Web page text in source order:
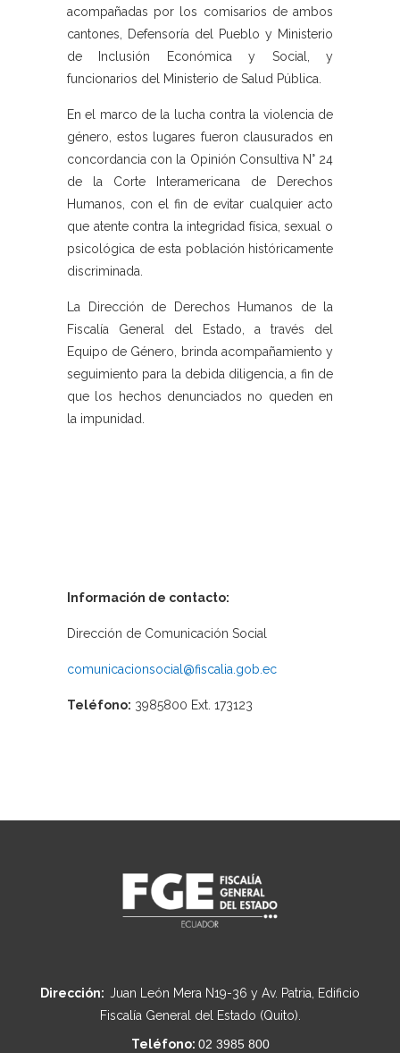
acompañadas por los comisarios de ambos
cantones, Defensoría del Pueblo y Ministerio
de Inclusión Económica y Social, y
funcionarios del Ministerio de Salud Pública.
En el marco de la lucha contra la violencia de
género, estos lugares fueron clausurados en
concordancia con la Opinión Consultiva N° 24
de la Corte Interamericana de Derechos
Humanos, con el fin de evitar cualquier acto
que atente contra la integridad física, sexual o
psicológica de esta población históricamente
discriminada.
La Dirección de Derechos Humanos de la
Fiscalía General del Estado, a través del
Equipo de Género, brinda acompañamiento y
seguimiento para la debida diligencia, a fin de
que los hechos denunciados no queden en
la impunidad.
Información de contacto:
Dirección de Comunicación Social
comunicacionsocial@fiscalia.gob.ec
Teléfono: 3985800 Ext. 173123
Dirección: Juan León Mera N19-36 y Av. Patria, Edificio
Fiscalía General del Estado (Quito).
Teléfono: 02 3985 800